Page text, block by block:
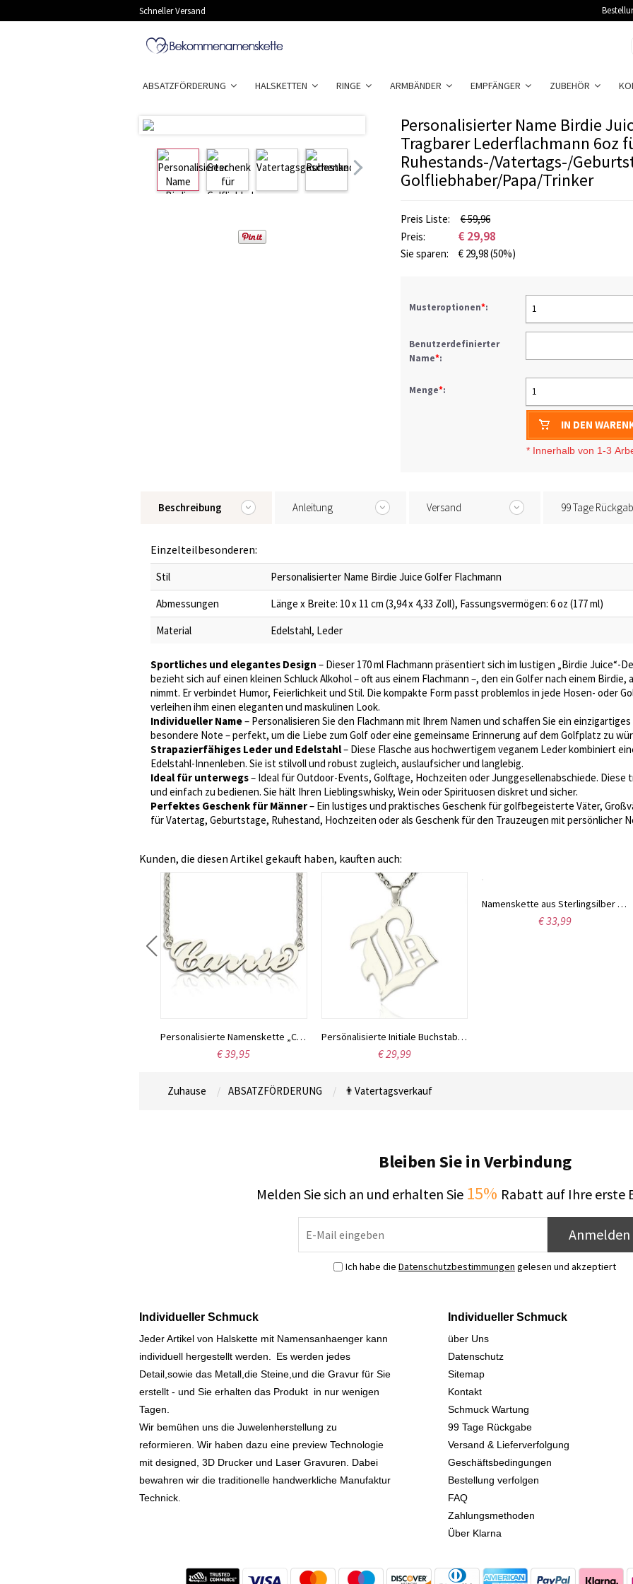
Schneller Versand
ABSATZFÖRDERUNG HALSKETTEN RINGE ARMBÄNDER EMPFÄNGER ZUBEHÖR
Personalisierter Name Birdie
Tragbarer Lederflachmann 6oz
Ruhestands-/Vatertags-/
Golfliebhaber/Papa/Trinker
Preis Liste:
€ 59,96
Preis:
€ 29,98
Sie sparen: € 29,98(50%)
Musteroptionen*: 1
Benutzerdefinierter
Name*:
Menge*: 1
IN DEN
* Innerhalb von 1-3
Beschreibung Anleitung Versand 99 Tage
Einzelteilbesonderen:
Stil
Personalisierter Name Birdie Juice Golfer Flachmann
Abmessungen
Länge x Breite: 10 x 11 cm (3,94 x 4,33 Zoll), Fassungsvermögen: 6 oz (177 ml)
Material
Edelstahl, Leder
Sportliches und elegantes Design – Dieser 170 ml Flachmann präsentiert sich im lustigen „Birdie Juice“-
bezieht sich auf einen kleinen Schluck Alkohol – oft aus einem Flachmann –, den ein Golfer nach einem Birdie,
nimmt. Er verbindet Humor, Feierlichkeit und Stil. Die kompakte Form passt problemlos in jede Hosen- oder
verleihen ihm einen eleganten und maskulinen Look.
Individueller Name– Personalisieren Sie den Flachmann mit Ihrem Namen und schaffen Sie ein
besondere Note – perfekt, um die Liebe zum Golf oder eine gemeinsame Erinnerung auf dem Golfplatz zu
Strapazierfähiges Leder und Edelstahl– Diese Flasche aus hochwertigem veganem Leder kombiniert
Edelstahl-Innenleben. Sie ist stilvoll und robust zugleich, auslaufsicher und langlebig.
Ideal für unterwegs– Ideal für Outdoor-Events, Golftage, Hochzeiten oder Junggesellenabschiede. Diese
und einfach zu bedienen. Sie hält Ihren Lieblingswhisky, Wein oder Spirituosen diskret und sicher.
Perfektes Geschenk für Männer– Ein lustiges und praktisches Geschenk für golfbegeisterte Väter,
für Vatertag, Geburtstage, Ruhestand, Hochzeiten oder als Geschenk für den Trauzeugen mit persönlicher
Kunden, die diesen Artikel gekauft haben, kauften auch:
Personalisierte Namenskette „Carrie“ aus Sterlingsilber
€ 39,95
Persönalisierte Initiale Buchstaben vom Altenglischen aus Sterlingsilber
€ 29,99
Namenskette aus Sterlingsilber im Sienna-Stil
€ 33,99
Zuhause ABSATZFÖRDERUNG 👨Vatertagsverkauf
Bleiben Sie in Verbindung
Melden Sie sich an und erhalten Sie 15% Rabatt auf Ihre erste
Anmelden
Ich habe die Datenschutzbestimmungen gelesen und akzeptiert
Individueller Schmuck
Jeder Artikel von Halskette mit Namensanhaenger kann
individuell hergestellt werden.
Es werden jedes
Detail,sowie das Metall,die Steine,und die Gravur für Sie
erstellt - und Sie erhalten das Produkt in nur wenigen
Tagen.
Wir bemühen uns die Juwelenherstellung zu
reformieren. Wir haben dazu eine preview Technologie
mit designed, 3D Drucker und Laser Gravuren. Dabei
bewahren wir die traditionelle handwerkliche Manufaktur
Technick.
Individueller Schmuck
über Uns
Datenschutz
Sitemap
Kontakt
Schmuck Wartung
99 Tage Rückgabe
Versand & Lieferverfolgung
Geschäftsbedingungen
Bestellung verfolgen
FAQ
Zahlungsmethoden
Über Klarna